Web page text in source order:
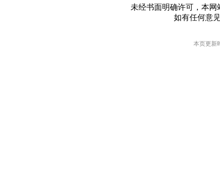
未经书面明确许可，本
如有任何意
本页更新